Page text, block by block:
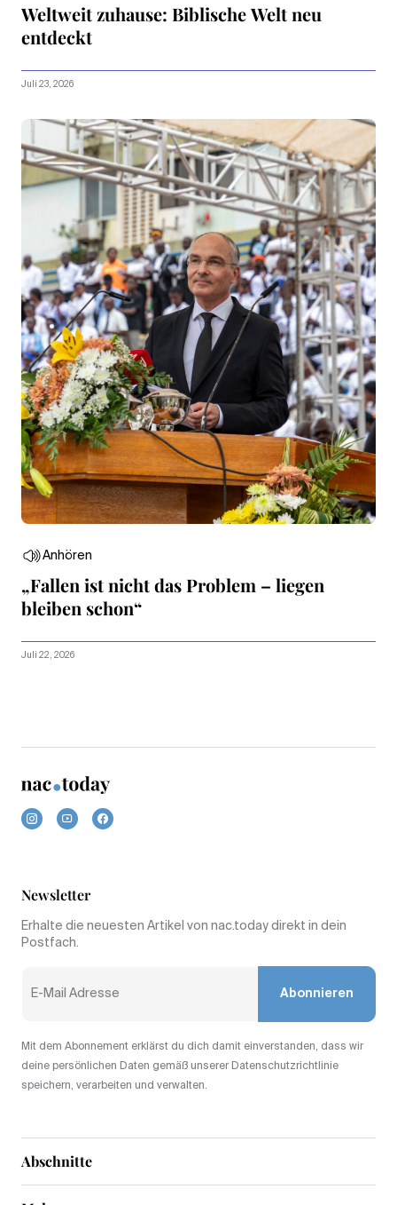
Weltweit zuhause: Biblische Welt neu
entdeckt
Juli 23, 2026
Anhören
„Fallen ist nicht das Problem – liegen
bleiben schon“
Juli 22, 2026
Abschnitte
Newsletter
Erhalte die neuesten Artikel von nac.today direkt in dein
Postfach.
Abonnieren
Mit dem Abonnement erklärst du dich damit einverstanden, dass wir
deine persönlichen Daten gemäß unserer Datenschutzrichtlinie
speichern, verarbeiten und verwalten.